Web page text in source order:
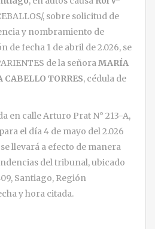
, sobre solicitud de
y nombramiento de
de fecha 1 de abril de 2.026, se
de la señoraMARÍA
TORRES, cédula de
en calle Arturo Prat N° 213-A,
el día 4 de mayo del 2.026
llevará a efecto de manera
del tribunal, ubicado
Santiago, Región
y hora citada.